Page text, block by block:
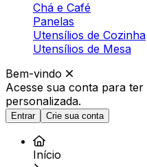
Chá e Café
Panelas
Utensílios de Cozinha
Utensílios de Mesa
Bem-vindo
Acesse sua conta para ter
personalizada.
Entrar Crie sua conta
Início